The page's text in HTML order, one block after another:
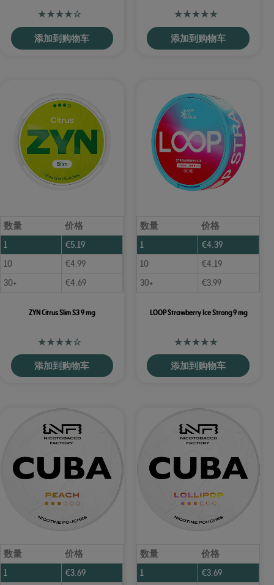
添加到购物车 添加到购物车
数量
价格
1
€5.19
10
€4.99
30+
€4.69
ZYN Citrus Slim S3 9 mg
添加到购物车
数量
价格
1
€4.39
10
€4.19
30+
€3.99
LOOP Strawberry Ice Strong 9 mg
添加到购物车
数量
价格
1
€3.69
数量
价格
1
€3.69